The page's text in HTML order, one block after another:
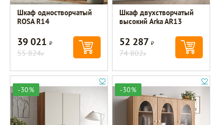
Шкаф одностворчатый
ROSA R14
39 021Р
55 824Р
Шкаф двухстворчатый
высокий Arka AR13
52 287Р
74 802Р
-30% -30%